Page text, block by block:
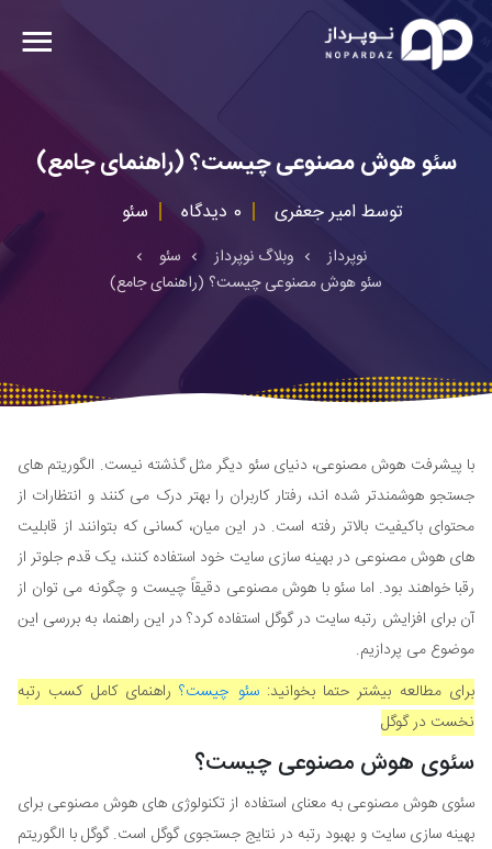
سئو هوش مصنوعی چیست؟ (راهنمای جامع)
توسط امیر جعفری 0 دیدگاه سئو
نوپرداز وبلاگ نوپرداز
سئو
سئو هوش مصنوعی چیست؟ (راهنمای جامع)
با پیشرفت هوش مصنوعی، دنیای سئو دیگر مثل گذشته نیست. الگوریتم های
جستجو هوشمندتر شده اند، رفتار کاربران را بهتر درک می کنند و انتظارات از
محتوای باکیفیت بالاتر رفته است. در این میان، کسانی که بتوانند از قابلیت
های هوش مصنوعی در بهینه سازی سایت خود استفاده کنند، یک قدم جلوتر از
رقبا خواهند بود. اما سئو با هوش مصنوعی دقیقاً چیست و چگونه می توان از
آن برای افزایش رتبه سایت در گوگل استفاده کرد؟ در این راهنما، به بررسی این
موضوع می پردازیم.
برای مطالعه بیشتر حتما بخوانید:سئو چیست؟راهنمای کامل کسب رتبه
نخست در گوگل
سئوی هوش مصنوعی چیست؟
سئوی هوش مصنوعی به معنای استفاده از تکنولوژی های هوش مصنوعی برای
بهینه سازی سایت و بهبود رتبه در نتایج جستجوی گوگل است. گوگل با الگوریتم